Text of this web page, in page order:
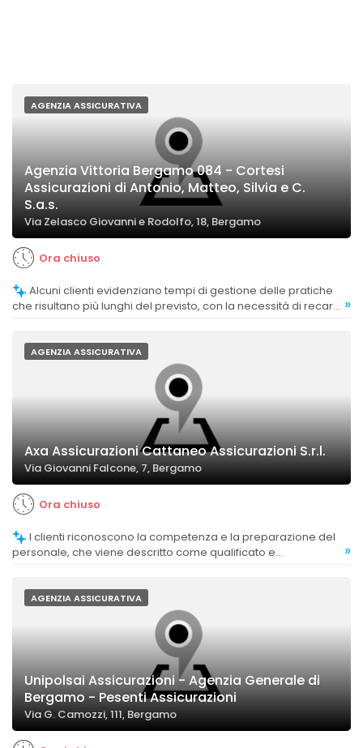
AGENZIA ASSICURATIVA
Agenzia Vittoria Bergamo 084 - Cortesi
Assicurazioni di Antonio, Matteo, Silvia e C.
S.a.s.
Via Zelasco Giovanni e Rodolfo, 18, Bergamo
Ora chiuso
che risultano più lunghi del previsto, con la necessità di recarsi »
AGENZIA ASSICURATIVA
Axa Assicurazioni Cattaneo Assicurazioni S.r.l.
Via Giovanni Falcone, 7, Bergamo
Ora chiuso
personale, che viene descritto come qualificato e
»
AGENZIA ASSICURATIVA
Unipolsai Assicurazioni - Agenzia Generale di
Bergamo - Pesenti Assicurazioni
Via G. Camozzi, 111, Bergamo